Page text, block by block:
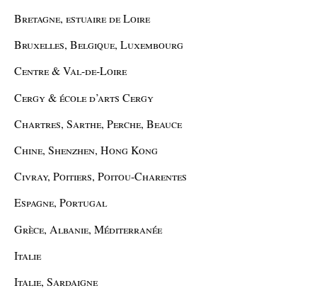
Bretagne, estuaire de Loire
Bruxelles, Belgique, Luxembourg
Centre & Val-de-Loire
Cergy & école d’arts Cergy
Chartres, Sarthe, Perche, Beauce
Chine, Shenzhen, Hong Kong
Civray, Poitiers, Poitou-Charentes
Espagne, Portugal
Grèce, Albanie, Méditerranée
Italie
Italie, Sardaigne